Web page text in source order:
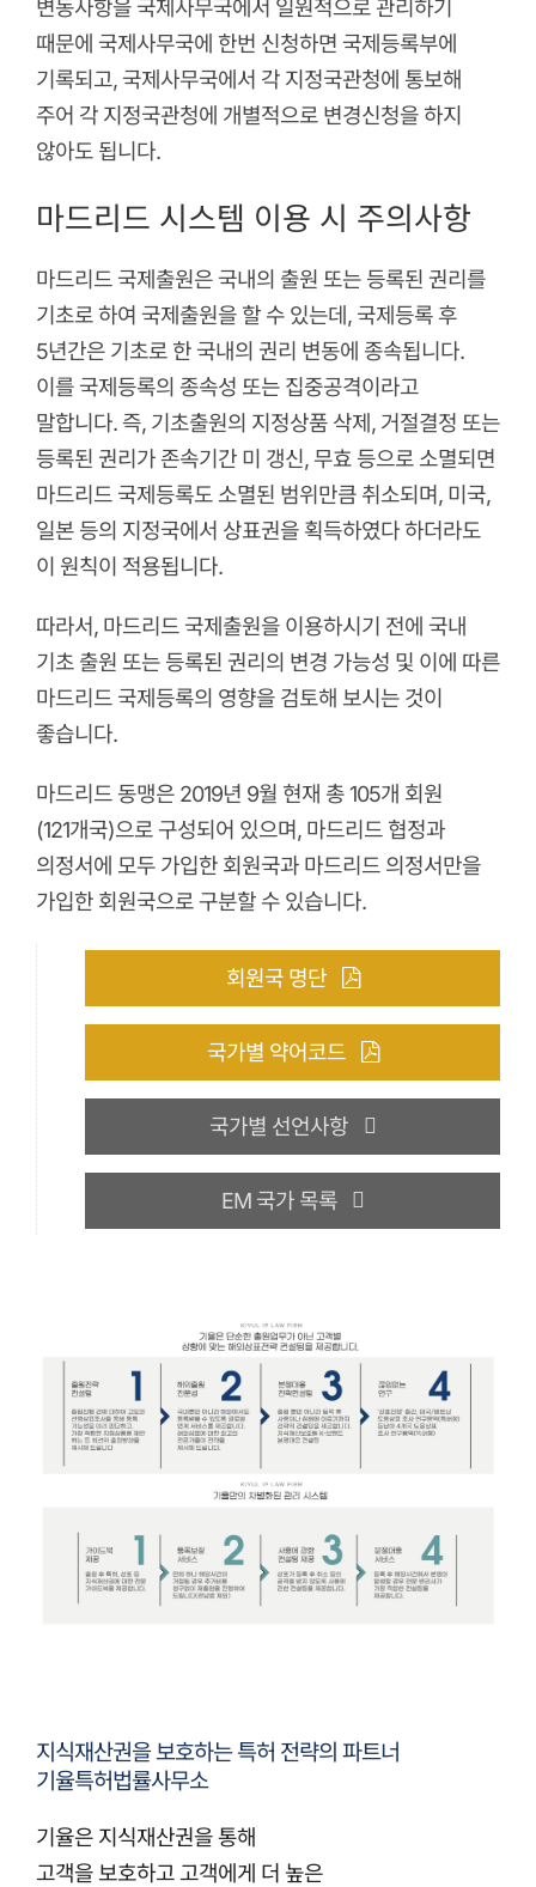
변동사항을 국제사무국에서 일원적으로 관리하기
때문에 국제사무국에 한번 신청하면 국제등록부에
기록되고, 국제사무국에서 각 지정국관청에 통보해
주어 각 지정국관청에 개별적으로 변경신청을 하지
않아도 됩니다.
마드리드 시스템 이용 시 주의사항
마드리드 국제출원은 국내의 출원 또는 등록된 권리를
기초로 하여 국제출원을 할 수 있는데, 국제등록 후
5년간은 기초로 한 국내의 권리 변동에 종속됩니다.
이를 국제등록의 종속성 또는 집중공격이라고
말합니다. 즉, 기초출원의 지정상품 삭제, 거절결정 또는
등록된 권리가 존속기간 미 갱신, 무효 등으로 소멸되면
마드리드 국제등록도 소멸된 범위만큼 취소되며, 미국,
일본 등의 지정국에서 상표권을 획득하였다 하더라도
이 원칙이 적용됩니다.
따라서, 마드리드 국제출원을 이용하시기 전에 국내
기초 출원 또는 등록된 권리의 변경 가능성 및 이에 따른
마드리드 국제등록의 영향을 검토해 보시는 것이
좋습니다.
마드리드 동맹은 2019년 9월 현재 총 105개 회원
(121개국)으로 구성되어 있으며, 마드리드 협정과
의정서에 모두 가입한 회원국과 마드리드 의정서만을
가입한 회원국으로 구분할 수 있습니다.
회원국 명단
국가별 약어코드
국가별 선언사항
EM 국가 목록
지식재산권을 보호하는 특허 전략의 파트너
기율특허법률사무소
기율은 지식재산권을 통해
고객을 보호하고 고객에게 더 높은